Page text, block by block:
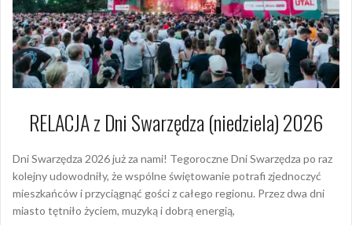
RELACJA z Dni Swarzędza (niedziela) 2026
Dni Swarzędza 2026 już za nami! Tegoroczne Dni Swarzędza po raz
kolejny udowodniły, że wspólne świętowanie potrafi zjednoczyć
mieszkańców i przyciągnąć gości z całego regionu. Przez dwa dni
miasto tętniło życiem, muzyką i dobrą energią,